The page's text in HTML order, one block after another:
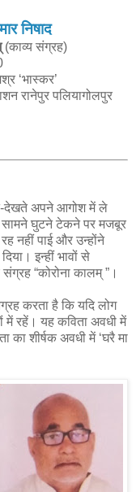
निषाद
(काव्य संग्रह)
‘भास्कर’
रानेपुर पलियागोलपुर
देखते अपने आगोश में ले
सामने घुटने टेकने पर मजबूर
नहीं पाई और उन्होंने
इन्हीं भावों से
“कोरोना कालम् ”।
करता है कि यदि लोग
में रहें। यह कविता अवधी में
का शीर्षक अवधी में ‘घरै मा